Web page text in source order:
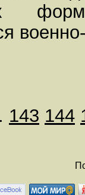
143 144